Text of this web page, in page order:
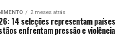
2 meses atrás
14 seleções representam países
enfrentam pressão e violência